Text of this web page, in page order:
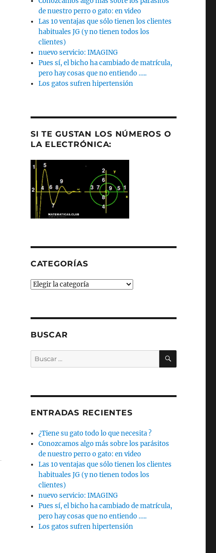
de nuestro perro o gato: en video
Las 10 ventajas que sólo tienen los clientes
habituales JG (y no tienen todos los
clientes)
nuevo servicio: IMAGING
Pues sí, el bicho ha cambiado de matrícula,
pero hay cosas que no entiendo …..
Los gatos sufren hipertensión
SI TE GUSTAN LOS NÚMEROS O
LA ELECTRÓNICA:
CATEGORÍAS
Categorías
BUSCAR
Buscar
por:
BUSCAR
ENTRADAS RECIENTES
¿Tiene su gato todo lo que necesita ?
Conozcamos algo más sobre los parásitos
de nuestro perro o gato: en video
Las 10 ventajas que sólo tienen los clientes
habituales JG (y no tienen todos los
clientes)
nuevo servicio: IMAGING
Pues sí, el bicho ha cambiado de matrícula,
pero hay cosas que no entiendo …..
Los gatos sufren hipertensión